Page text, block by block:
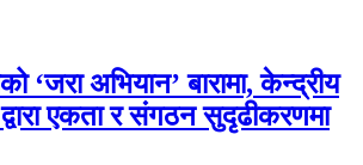
‘जरा अभियान’ बारामा, केन्द्रीय
द्वारा एकता र संगठन सुदृढीकरणमा